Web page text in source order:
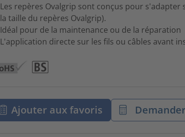
Les repères Ovalgrip sont conçus pour s'adapter
la taille du repères Ovalgrip).
Idéal pour de la maintenance ou de la réparation
L'application directe sur les fils ou câbles avant
Ajouter aux favoris